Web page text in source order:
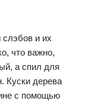
и их
что важно,
а спил для
Куски дерева
с помощью